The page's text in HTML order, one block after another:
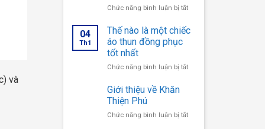
và
Quảng
rẻ
Chức năng bình luận bị tắtở
trang
Thiện
04
Th1
Thế nào là một chiếc
áo thun đồng phục
tốt nhất
Chức năng bình luận bị tắtở
chiếc
Giới thiệu về Khăn
Thiện Phú
Chức năng bình luận bị tắtở